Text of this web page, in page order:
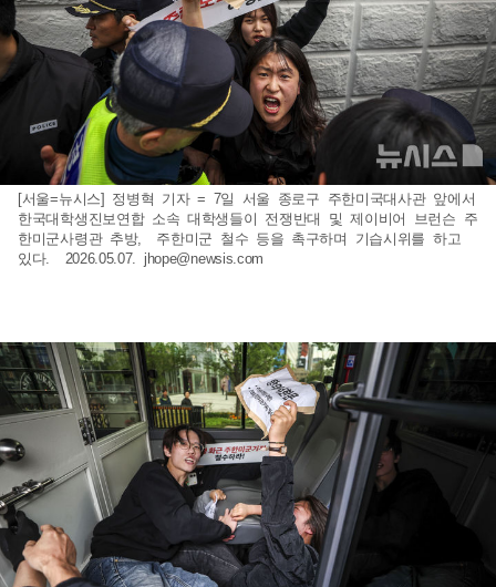
[서울=뉴시스] 정병혁 기자 = 7일 서울 종로구 주한미국대사관 앞에서
한국대학생진보연합 소속 대학생들이 전쟁반대 및 제이비어 브런슨 주
한미군사령관 추방, 주한미군 철수 등을 촉구하며 기습시위를 하고
있다. 2026.05.07. jhope@newsis.com